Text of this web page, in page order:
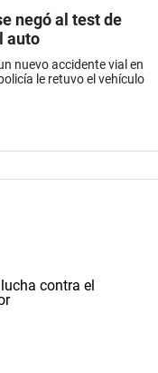
negó al test de
auto
nuevoaccidente vial en
le retuvo el vehículo